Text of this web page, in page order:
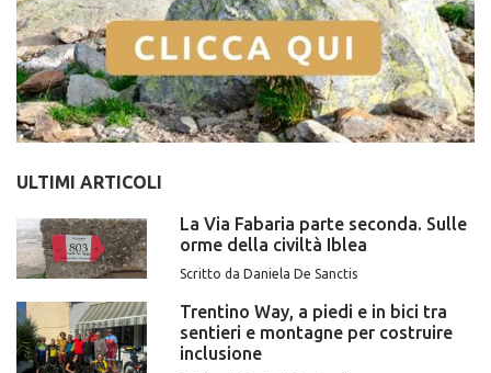
ULTIMI ARTICOLI
La Via Fabaria parte seconda. Sulle
orme della civiltà Iblea
Scritto da Daniela De Sanctis
Trentino Way, a piedi e in bici tra
sentieri e montagne per costruire
inclusione